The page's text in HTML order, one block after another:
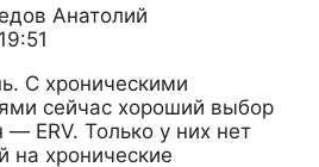
Анатолий
С хроническими
сейчас хороший выбор
— ERV. Только у них нет
на хронические